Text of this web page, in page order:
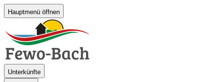
Hauptmenü öffnen
Unterkünfte